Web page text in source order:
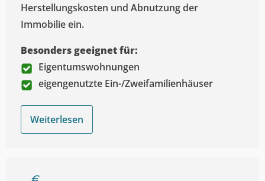
Herstellungskosten und Abnutzung der
Immobilie ein.
Besonders geeignet für:
Eigentumswohnungen
eigengenutzte Ein-/Zweifamilienhäuser
Weiterlesen